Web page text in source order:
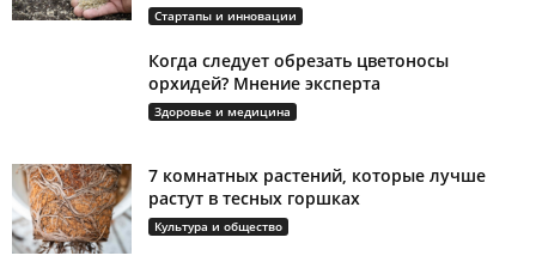
Стартапы и инновации
Когда следует обрезать цветоносы
орхидей? Мнение эксперта
Здоровье и медицина
7 комнатных растений, которые лучше
растут в тесных горшках
Культура и общество